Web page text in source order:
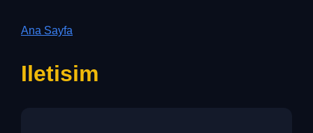
Ana Sayfa
Iletisim